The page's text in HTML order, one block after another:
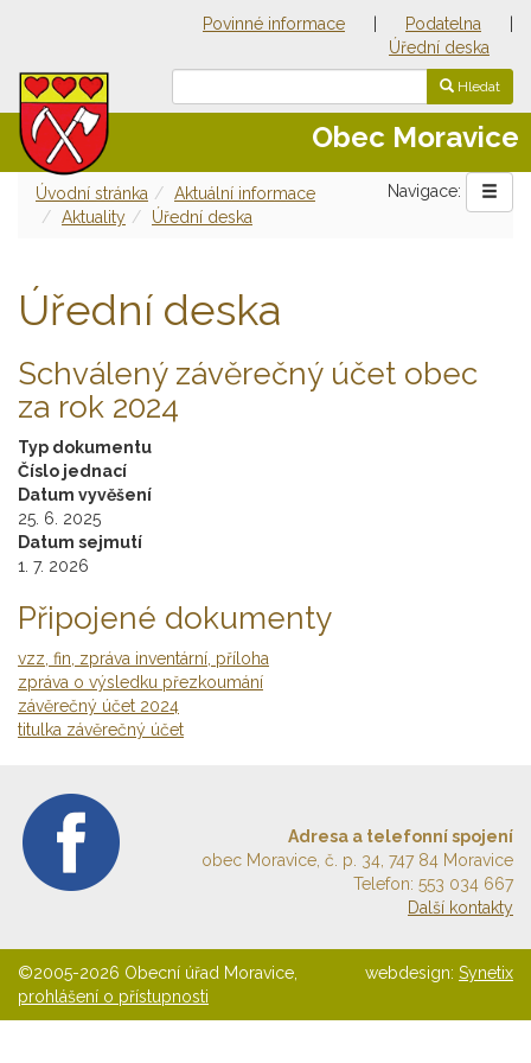
Povinné informace Podatelna
Úřední deska
Hledat
Obec Moravice
Navigace:
Úvodní stránka
Aktuální informace
Aktuality
Úřední deska
Úřední deska
Schválený závěrečný účet obec
za rok 2024
Typ dokumentu
Číslo jednací
Datum vyvěšení
25. 6. 2025
Datum sejmutí
1. 7. 2026
Připojené dokumenty
vzz, fin, zpráva inventární, příloha
zpráva o výsledku přezkoumání
závěrečný účet 2024
titulka závěrečný účet
Adresa a telefonní spojení
obec Moravice, č. p. 34, 747 84 Moravice
Telefon: 553 034 667
Další kontakty
webdesign: Synetix
©2005-2026 Obecní úřad Moravice,
prohlášení o přístupnosti